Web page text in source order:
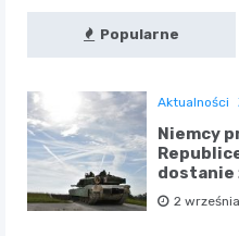
Popularne
Aktualności
Niemcy
dostanie
2